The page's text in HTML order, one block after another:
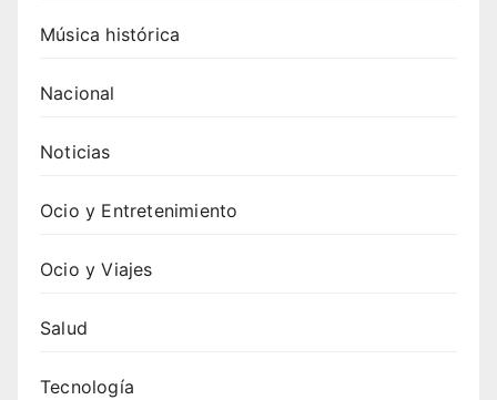
Música histórica
Nacional
Noticias
Ocio y Entretenimiento
Ocio y Viajes
Salud
Tecnología